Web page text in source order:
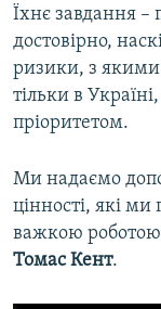
Їхнє завдання –
достовірно,
ризики, з якими
тільки в
пріоритетом.
Ми надаємо
цінності, які ми
важкою
Томас Кент.